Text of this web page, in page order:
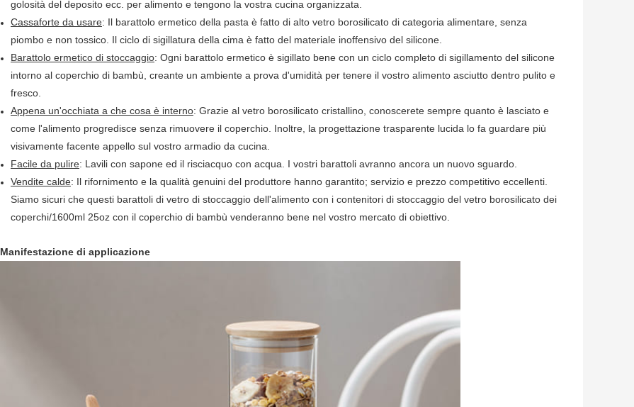
golosità del deposito ecc. per alimento e tengono la vostra cucina organizzata.
Cassaforte da usare: Il barattolo ermetico della pasta è fatto di alto vetro borosilicato di categoria alimentare, senza
piombo e non tossico. Il ciclo di sigillatura della cima è fatto del materiale inoffensivo del silicone.
Barattolo ermetico di stoccaggio: Ogni barattolo ermetico è sigillato bene con un ciclo completo di sigillamento del silicone
intorno al coperchio di bambù, creante un ambiente a prova d'umidità per tenere il vostro alimento asciutto dentro pulito e
fresco.
Appena un'occhiata a che cosa è interno: Grazie al vetro borosilicato cristallino, conoscerete sempre quanto è lasciato e
come l'alimento progredisce senza rimuovere il coperchio. Inoltre, la progettazione trasparente lucida lo fa guardare più
visivamente facente appello sul vostro armadio da cucina.
Facile da pulire: Lavili con sapone ed il risciacquo con acqua. I vostri barattoli avranno ancora un nuovo sguardo.
Vendite calde: Il rifornimento e la qualità genuini del produttore hanno garantito; servizio e prezzo competitivo eccellenti.
Siamo sicuri che questi barattoli di vetro di stoccaggio dell'alimento con i contenitori di stoccaggio del vetro borosilicato dei
coperchi/1600ml 25oz con il coperchio di bambù venderanno bene nel vostro mercato di obiettivo.
Manifestazione di applicazione